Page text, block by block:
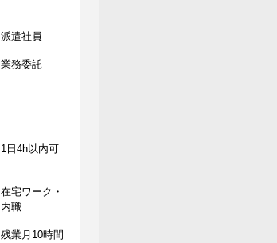
派遣社員
業務委託
1日4h以内可
在宅ワーク・
内職
残業月10時間